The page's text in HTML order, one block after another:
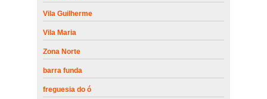
Vila Guilherme
Vila Maria
Zona Norte
barra funda
freguesia do ó